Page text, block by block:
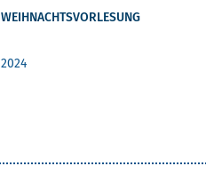
WEIHNACHTSVORLESUNG
2024